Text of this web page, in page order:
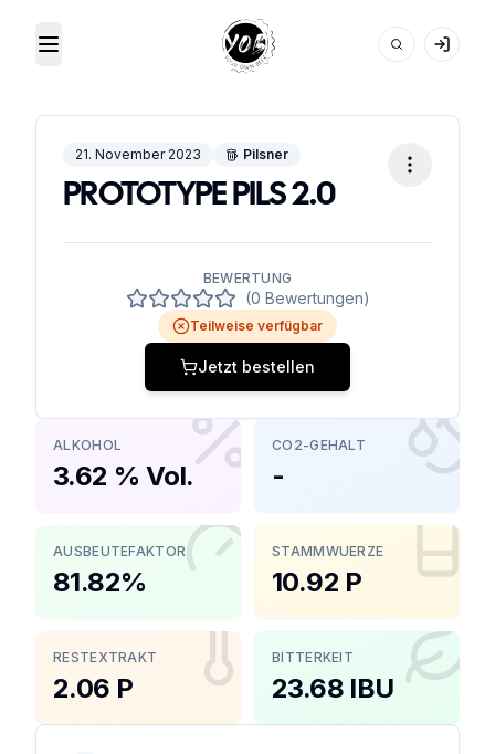
Toggle Menu Your Own Beer
21. November 2023 Pilsner
PROTOTYPE PILS 2.0
BEWERTUNG
(0 Bewertungen)
Teilweise verfügbar
Jetzt bestellen
ALKOHOL
3.62 % Vol.
CO2-GEHALT
-
AUSBEUTEFAKTOR
81.82%
STAMMWUERZE
10.92 P
RESTEXTRAKT
2.06 P
BITTERKEIT
23.68 IBU